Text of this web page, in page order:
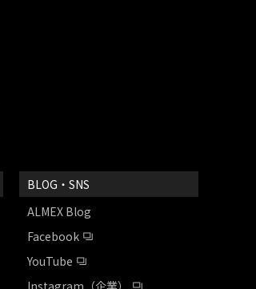
BLOG・SNS
ALMEX Blog
Facebook
YouTube
Instagram（企業）